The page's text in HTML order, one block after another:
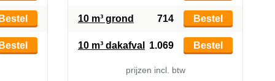
Bestel
Bestel
10 m³ grond 714 Bestel
10 m³ dakafval 1.069 Bestel
prijzen incl. btw